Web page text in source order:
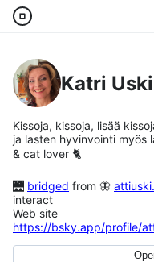
Katri
Kissoja, kissoja, lisää
ja lasten hyvinvointi myös
& cat lover 🐈
🌉 bridged from 🦋
interact
Web site
https://bsky.app/profile/